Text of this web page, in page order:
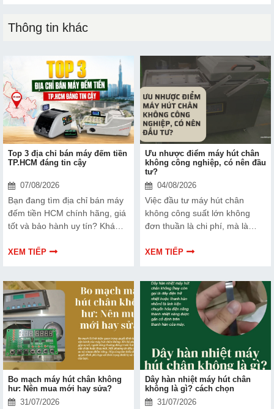
Thông tin khác
Top 3 địa chỉ bán máy đếm tiền
TP.HCM đáng tin cậy
07/08/2026
Bạn đang tìm địa chỉ bán máy
đếm tiền HCM chính hãng, giá
tốt và bảo hành uy tín? Khám
nhiều doanh nghiệp, cửa hàng
XEM TIẾP
Ưu nhược điểm máy hút chân
không công nghiệp, có nên đầu
tư?
04/08/2026
Việc đầu tư máy hút chân
không công suất lớn không
đơn thuần là chi phí, mà là
sản phẩm và nâng cao vị thế
điểm của thiết bị này để có
thêm thông tin và giúp bạn đưa
ra lựa chọn phù hợp, hiệu quả
hơn nhé!
XEM TIẾP
Bo mạch máy hút chân không
hư: Nên mua mới hay sửa?
31/07/2026
Dây hàn nhiệt máy hút chân
không là gì? cách chọn
31/07/2026